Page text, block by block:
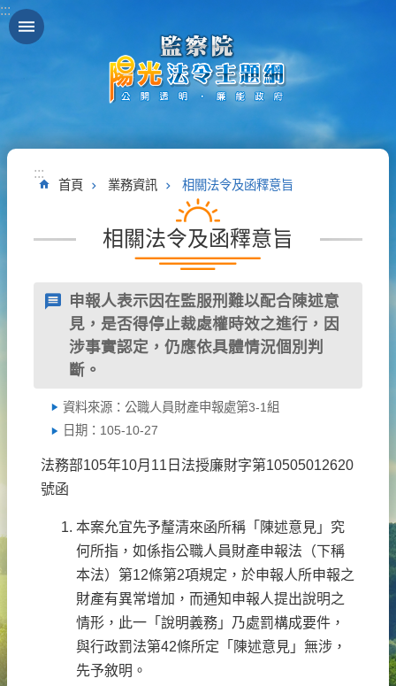
跳到主要內容區塊
:::
:::
首頁 業務資訊 相關法令及函釋意旨
相關法令及函釋意旨
申報人表示因在監服刑難以配合陳述意
見，是否得停止裁處權時效之進行，因
涉事實認定，仍應依具體情況個別判
斷。
資料來源：公職人員財產申報處第3-1組
日期：105-10-27
法務部105年10月11日法授廉財字第10505012620
號函
本案允宜先予釐清來函所稱「陳述意見」究
何所指，如係指公職人員財產申報法（下稱
本法）第12條第2項規定，於申報人所申報之
財產有異常增加，而通知申報人提出說明之
情形，此一「說明義務」乃處罰構成要件，
與行政罰法第42條所定「陳述意見」無涉，
先予敘明。